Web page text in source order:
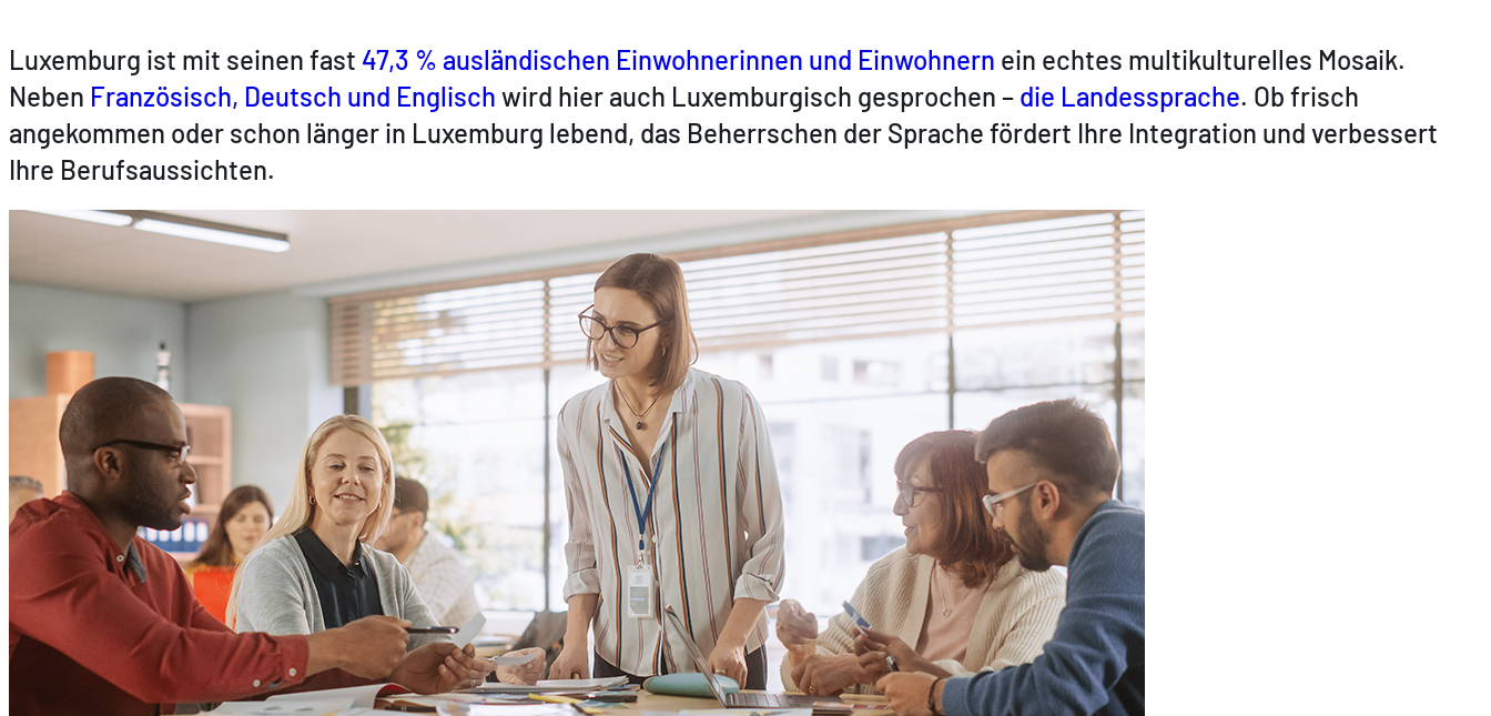
Luxemburg ist mit seinen fast 47,3 % ausländischen Einwohnerinnen und Einwohnern ein echtes multikulturelles Mosaik.
Neben Französisch, Deutsch und Englisch wird hier auch Luxemburgisch gesprochen – die Landessprache. Ob frisch
angekommen oder schon länger in Luxemburg lebend, das Beherrschen der Sprache fördert Ihre Integration und verbessert
Ihre Berufsaussichten.